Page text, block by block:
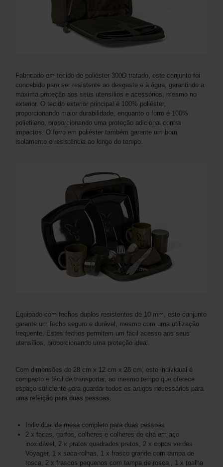
Fabricado em tecido de poliéster 300D tratado, este conjunto foi
concebido para ser resistente ao desgaste e à água, garantindo a
máxima proteção aos seus utensílios e acessórios, mesmo no
exterior. O tecido exterior principal é 100% poliéster,
proporcionando maior durabilidade, enquanto o forro é 100%
polietileno, proporcionando uma proteção adicional contra
impactos. O forro em poliéster também garante um bom
isolamento e resistência ao longo do tempo.
Equipado com fechos duplos resistentes de 10 mm, este conjunto
garante um fecho seguro e durável, mesmo com uma utilização
frequente. Estes fechos permitem um fácil acesso aos seus
utensílios, proporcionando uma proteção ideal.
Com dimensões de 28 cm x 12 cm x 28 cm, este individual é
compacto e fácil de transportar, ao mesmo tempo que oferece
espaço suficiente para guardar todos os artigos necessários para
uma refeição para duas pessoas.
Individual de mesa completo para duas pessoas
2 x facas, garfos, colheres e colheres de chá em aço
inoxidável, 2 x pratos quadrados pretos, 2 x copos verdes
Voyager, 1 x saca-rolhas, 1 x frasco grande com tampa de
rosca, 2 x frascos pequenos com tampa de rosca , 1 x toalha